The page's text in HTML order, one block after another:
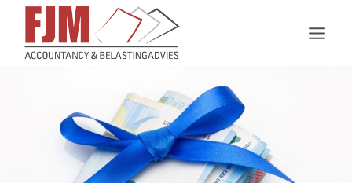
Doorgaan
inhoud